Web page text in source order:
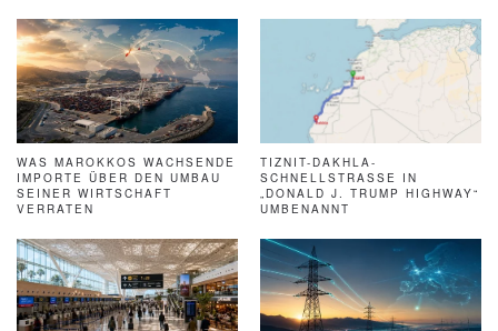
WAS MAROKKOS WACHSENDE
IMPORTE ÜBER DEN UMBAU
SEINER WIRTSCHAFT
VERRATEN
TIZNIT-DAKHLA-
SCHNELLSTRASSE IN „
DONALD J. TRUMP HIGHWAY“ U
MBENANNT